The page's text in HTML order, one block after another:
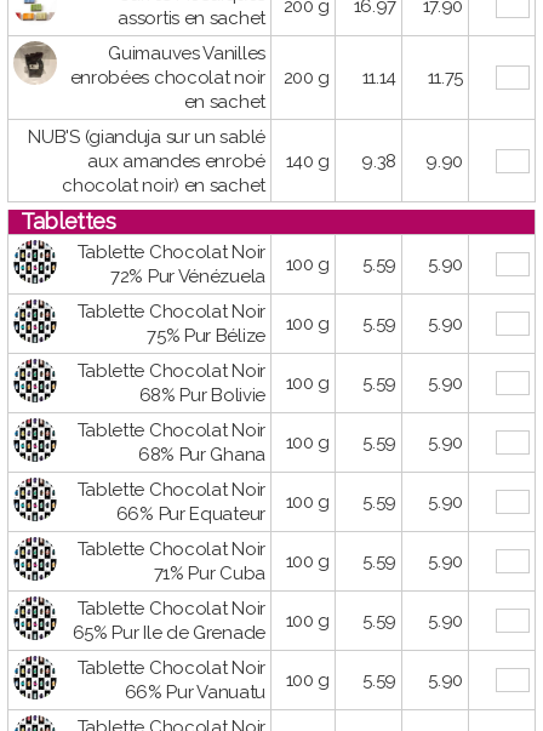
assortis en sachet
200 g 16.97 17.90
Guimauves Vanilles
enrobées chocolat noir
en sachet
200 g 11.14 11.75
NUB'S (gianduja sur un sablé
aux amandes enrobé
chocolat noir) en sachet
140 g 9.38 9.90
Tablettes
Tablette Chocolat Noir
72% Pur Vénézuela
100 g 5.59 5.90
Tablette Chocolat Noir
75% Pur Bélize
100 g 5.59 5.90
Tablette Chocolat Noir
68% Pur Bolivie
100 g 5.59 5.90
Tablette Chocolat Noir
68% Pur Ghana
100 g 5.59 5.90
Tablette Chocolat Noir
66% Pur Equateur
100 g 5.59 5.90
Tablette Chocolat Noir
71% Pur Cuba
100 g 5.59 5.90
Tablette Chocolat Noir
65% Pur Ile de Grenade
100 g 5.59 5.90
Tablette Chocolat Noir
66% Pur Vanuatu
100 g 5.59 5.90